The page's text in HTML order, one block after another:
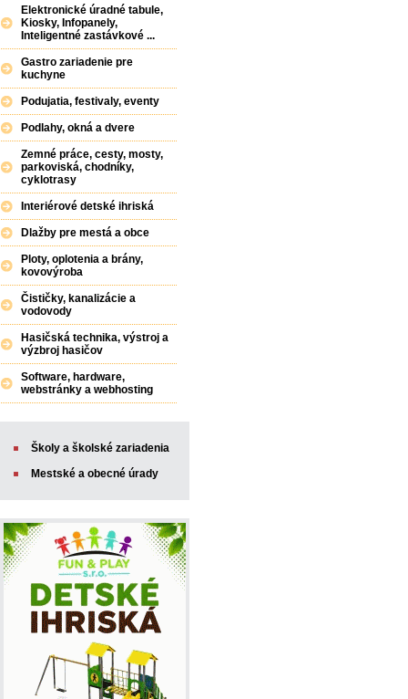
Elektronické úradné tabule,
Kiosky, Infopanely,
Inteligentné zastávkové ...
Gastro zariadenie pre
kuchyne
Podujatia, festivaly, eventy
Podlahy, okná a dvere
Zemné práce, cesty, mosty,
parkoviská, chodníky,
cyklotrasy
Interiérové detské ihriská
Dlažby pre mestá a obce
Ploty, oplotenia a brány,
kovovýroba
Čističky, kanalizácie a
vodovody
Hasičská technika, výstroj a
výzbroj hasičov
Software, hardware,
webstránky a webhosting
Školy a školské zariadenia
Mestské a obecné úrady